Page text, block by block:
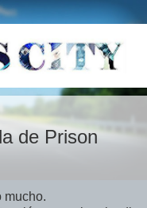
de Prison
mucho.